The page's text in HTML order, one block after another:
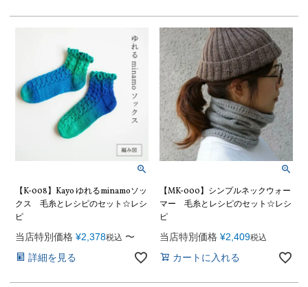
【K-008】Kayo ゆれるminamoソッ
クス 毛糸とレシピのセット☆レシ
ピ
当店特別価格 ¥2,378税込 〜
詳細を見る
【MK-000】シンプルネックウォー
マー 毛糸とレシピのセット☆レシ
ピ
当店特別価格 ¥2,409税込
カートに入れる